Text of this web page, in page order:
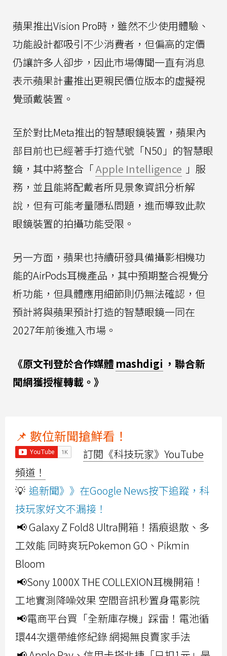
蘋果推出Vision Pro時，雖然不少使用體驗、
功能設計都吸引不少消費者，但偏高的定價
仍讓許多人卻步，因此市場傳聞一直有消息
表示蘋果計畫推出更親民價位版本的虛擬視
覺頭戴裝置。
至於對比Meta推出的智慧眼鏡裝置，蘋果內
部目前也已經著手打造代號「N50」的智慧眼
鏡，其中將整合「Apple Intelligence 」服
務，並且能將配戴者所見景象資訊分析解
說，但有可能考量隱私問題，進而導致此款
眼鏡裝置的拍攝功能受限。
另一方面，蘋果也持續研發具備攝影相機功
能的AirPods耳機產品，其中預期整合視覺分
析功能，但具體應用細節則仍無法確認，但
預計將與蘋果預計打造的智慧眼鏡一同在
2027年前後進入市場。
《原文刊登於合作媒體 mashdigi ，聯合新
聞網獲授權轉載。》
📌 數位新聞搶鮮看！
訂閱《科技玩家》YouTube
頻道！
💡 追新聞》》在Google News按下追蹤，科
技玩家好文不漏接！
📢 Galaxy Z Fold8 Ultra開箱！摺痕退散、多
工效能 同時爽玩Pokemon GO、Pikmin
Bloom
📢Sony 1000X THE COLLEXION耳機開箱！
工地實測降噪效果 空間音訊秒置身電影院
📢電商平台買「全新庫存機」踩雷！電池循
環44次還帶維修紀錄 網揭無良賣家手法